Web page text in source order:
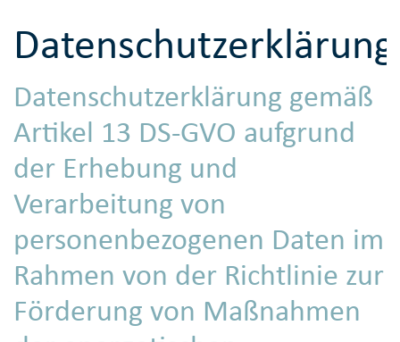
Datenschutzerklärung
Datenschutzerklärung gemäß
Artikel 13 DS-GVO aufgrund
der Erhebung und
Verarbeitung von
personenbezogenen Daten im
Rahmen von der Richtlinie zur
Förderung von Maßnahmen